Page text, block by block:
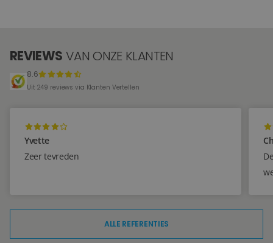
REVIEWS VAN ONZE KLANTEN
8.6
Uit 249 reviews via Klanten Vertellen
Yvette
Zeer tevreden
ALLE REFERENTIES